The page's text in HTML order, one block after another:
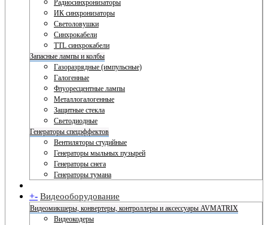
Радиосинхронизаторы
ИК синхронизаторы
Светоловушки
Синхрокабели
TTL синхрокабели
Запасные лампы и колбы
Газоразрядные (импульсные)
Галогенные
Флуоресцентные лампы
Металлогалогенные
Защитные стекла
Светодиодные
Генераторы спецэффектов
Вентиляторы студийные
Генераторы мыльных пузырей
Генераторы снега
Генераторы тумана
+- Видеооборудование
Видеомикшеры, конвертеры, контроллеры и аксессуары AVMATRIX
Видеокодеры